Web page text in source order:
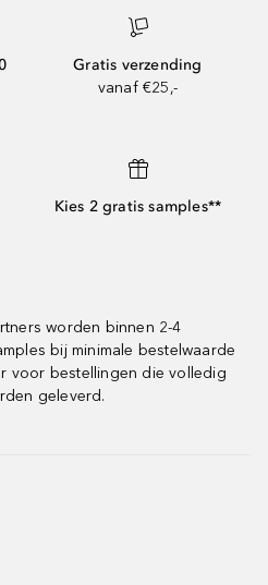
Gratis verzending
vanaf €25,-
Kies 2 gratis samples**
worden binnen 2-4
bij minimale bestelwaarde
voor bestellingen die volledig
geleverd.